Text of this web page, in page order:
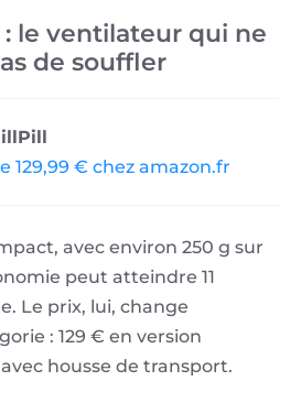
le ventilateur qui ne
de souffler
129,99 € chez amazon.fr
avec environ 250 g sur
peut atteindre 11
Le prix, lui, change
: 129 € en version
housse de transport.